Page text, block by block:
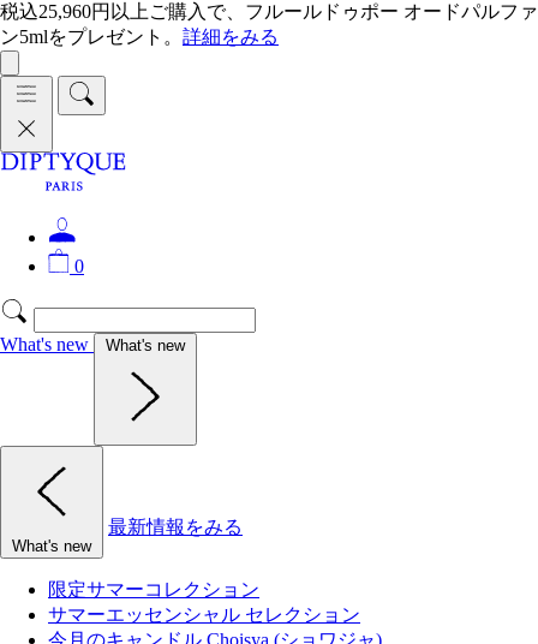
税込25,960円以上ご購入で、フルールドゥポー オードパルファ
ン5mlをプレゼント。 詳細をみる
0
What's new What's new
What's new
最新情報をみる
限定サマーコレクション
サマーエッセンシャル セレクション
今月のキャンドル Choisya (ショワジャ)